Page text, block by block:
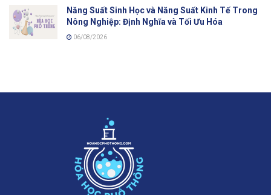
Năng Suất Sinh Học và Năng Suất Kinh Tế Trong
Nông Nghiệp: Định Nghĩa và Tối Ưu Hóa
06/08/2026